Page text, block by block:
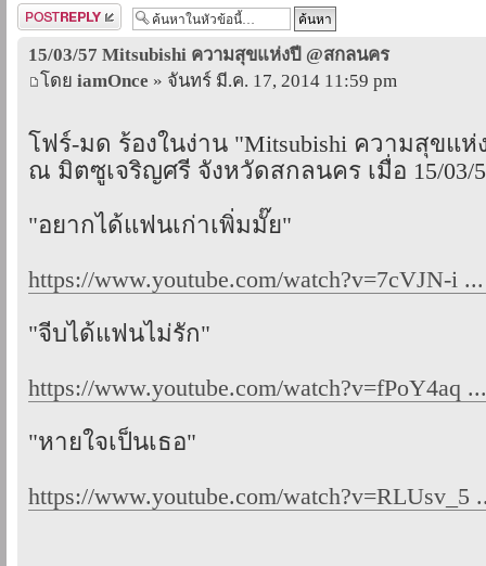
ตอบกระทู้
15/03/57 Mitsubishi ความสุขแห่งปี @สกลนคร
โดย iamOnce » จันทร์ มี.ค. 17, 2014 11:59 pm
โฟร์-มด ร้องในง่าน "Mitsubishi ความสุขแห่
ณ มิตซูเจริญศรี จังหวัดสกลนคร เมื่อ 15/03/
"อยากได้แฟนเก่าเพิ่มมั๊ย"
https://www.youtube.com/watch?v=7cVJN-i
"จีบได้แฟนไม่รัก"
https://www.youtube.com/watch?v=fPoY4aq
"หายใจเป็นเธอ"
https://www.youtube.com/watch?v=RLUsv_5